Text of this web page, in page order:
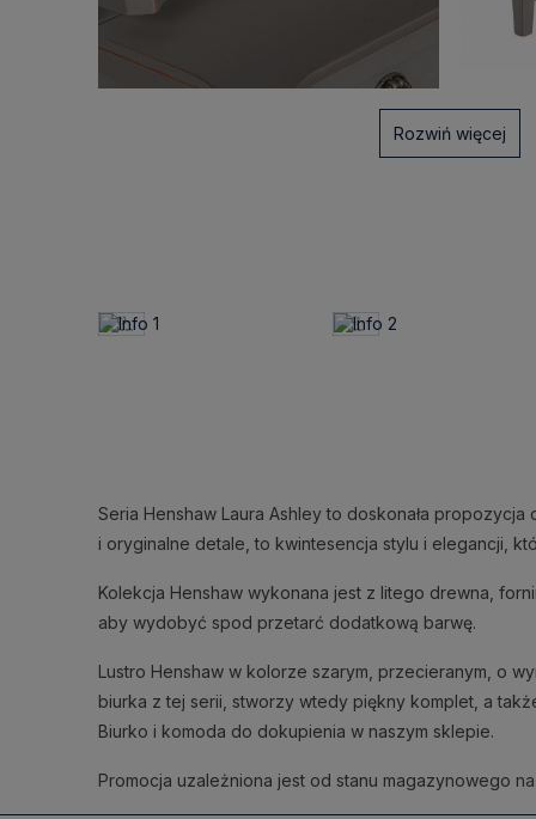
Rozwiń więcej
Seria Henshaw Laura Ashley to doskonała
i oryginalne detale, to kwintesencja stylu i elegancji,
Kolekcja Henshaw wykonana jest z litego drewna,
aby wydobyć spod przetarć dodatkową barwę.
Lustro Henshaw w kolorze szarym, przecieranym, o
biurka z tej serii, stworzy wtedy piękny komplet, a
Biurko i komoda do dokupienia w naszym sklepie.
Promocja uzależniona jest od stanu magazynowego